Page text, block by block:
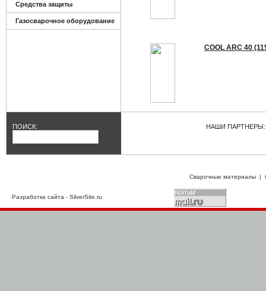
Средства защиты
Газосварочное оборудование
COOL ARC 40
ПОИСК: НАШИ ПАРТНЕРЫ:
Сварочные материалы |
Разработка сайта - SilverSite.ru